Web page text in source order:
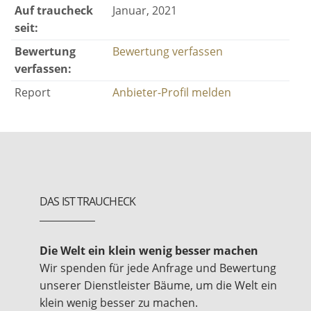
Auf traucheck
seit:
Januar, 2021
Bewertung
verfassen:
Bewertung verfassen
Report Anbieter-Profil melden
DAS IST TRAUCHECK
Die Welt ein klein wenig besser machen
Wir spenden für jede Anfrage und Bewertung
unserer Dienstleister Bäume, um die Welt ein
klein wenig besser zu machen.